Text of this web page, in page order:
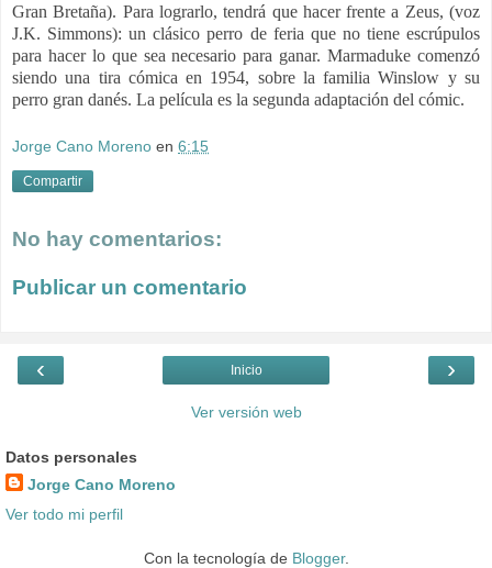
Gran Bretaña). Para lograrlo, tendrá que hacer frente a Zeus, (voz
J.K. Simmons): un clásico perro de feria que no tiene escrúpulos
para hacer lo que sea necesario para ganar. Marmaduke comenzó
siendo una tira cómica en 1954, sobre la familia Winslow y su
perro gran danés. La película es la segunda adaptación del cómic.
Jorge Cano Moreno en 6:15
Compartir
No hay comentarios:
Publicar un comentario
‹ ›
Inicio
Ver versión web
Datos personales
Jorge Cano Moreno
Ver todo mi perfil
Con la tecnología de Blogger.